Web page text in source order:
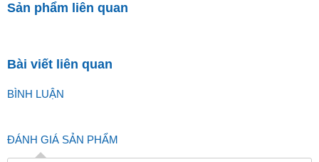
Sản phẩm liên quan
Bài viết liên quan
BÌNH LUẬN
ĐÁNH GIÁ SẢN PHẨM